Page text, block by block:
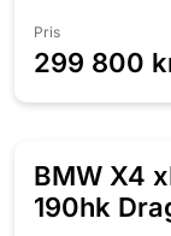
Pris
299 800
BMW X4
190hk